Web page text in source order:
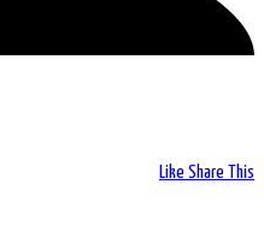
Like Share This